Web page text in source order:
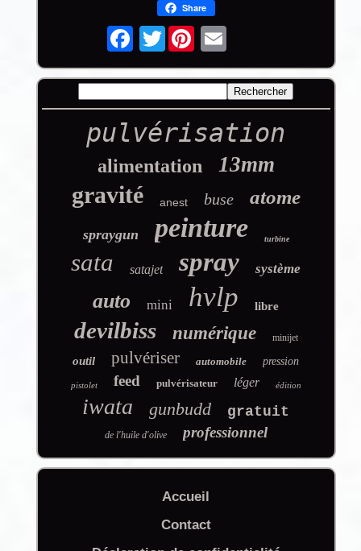
Share
Twitter
pulvérisation
alimentation 13mm
gravité anest buse atome
spraygun peinture turbine
sata satajet spray système
auto mini hvlp libre
devilbiss numérique minijet
outil pulvériser automobile pression
pistolet feed pulvérisateur léger édition
iwata gunbudd gratuit
de l'huile d'olive professionnel
Accueil
Contact